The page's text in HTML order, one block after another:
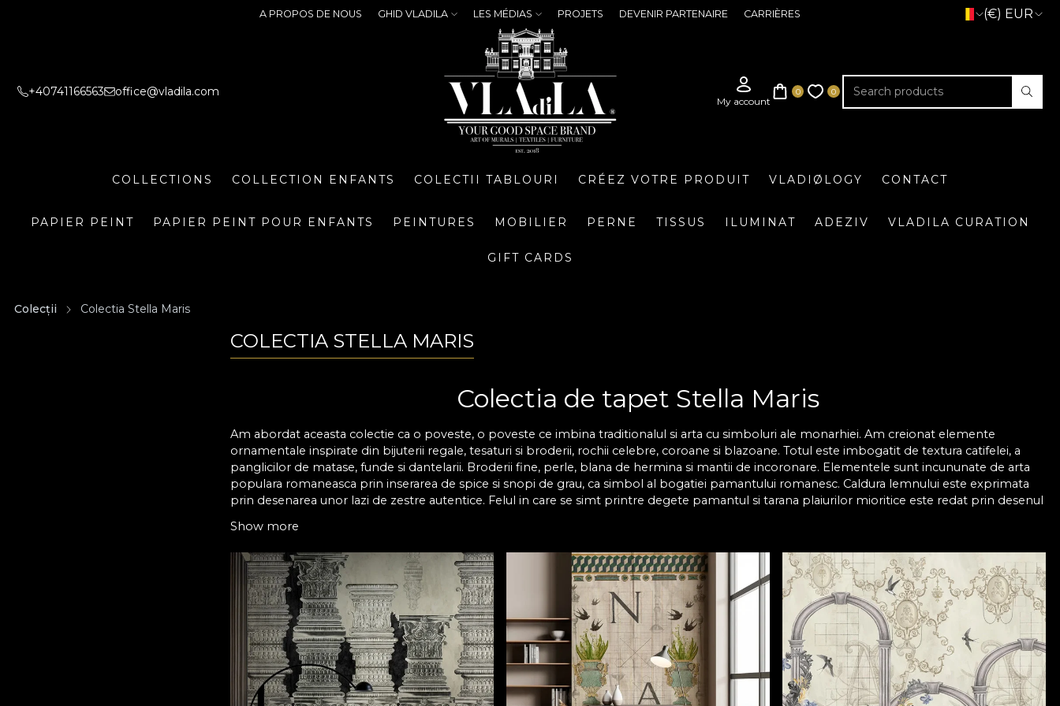
A PROPOS DE NOUS GHID VLADILA LES MÉDIAS PROJETS DEVENIR PARTENAIRE CARRIÈRES (€) EUR
+40741166563 office@vladila.com
COLLECTIONS COLLECTION ENFANTS COLECTII TABLOURI CRÉEZ VOTRE PRODUIT VLADIØLOGY CONTACT
PAPIER PEINT PAPIER PEINT POUR ENFANTS PEINTURES MOBILIER PERNE TISSUS ILUMINAT ADEZIV VLADILA CURATION
GIFT CARDS
Colecții Colectia Stella Maris
COLECTIA STELLA MARIS
Colectia de tapet Stella Maris
Am abordat aceasta colectie ca o poveste, o poveste ce imbina traditionalul si arta cu simboluri ale monarhiei. Am creionat elemente
ornamentale inspirate din bijuterii regale, tesaturi si broderii, rochii celebre, coroane si blazoane. Totul este imbogatit de textura catifelei, a
panglicilor de matase, funde si dantelarii. Broderii fine, perle, blana de hermina si mantii de incoronare. Elementele sunt incununate de arta
populara romaneasca prin inserarea de spice si snopi de grau, ca simbol al bogatiei pamantului romanesc. Caldura lemnului este exprimata
prin desenarea unor lazi de zestre autentice. Felul in care se simt printre degete pamantul si tarana plaiurilor mioritice este redat prin desenul
privire, tusele folosite, textura.
Colectia de tapet Stella Maris - un spectacol vizual
Colectia de tapet Stella Maris inglobeaza nevoia oamenilor de spectacol. Astfel, am ales sa transformam fiecare model intr-un adevarat
spectacol vizual. Unul care sa ne scoata din banal si sa ne propulseze intr-un univers impresionant. Un spectacol care sa ne improspateze si
sa ne surprinda. Nevoia de spectacol exista in toate domeniile, indeosebi in zona artei si in cea a vizualului. Artistii House of VLAdiLA au dat
nastere unor imagini cu adevarat poetice. Am inserat initialele N si A in compozitiile de tapet, alegere inspirata din “The Illuminated Alphabet”,
folosit prima data in manuscrisele ostrogotilor in perioada 400 - 600 d.C.
Show more